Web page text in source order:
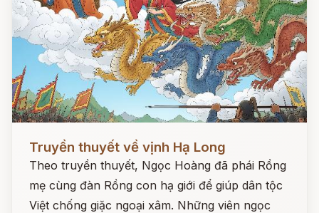
Đọc ngay
Truyền thuyết về vịnh Hạ Long
Theo truyền thuyết, Ngọc Hoàng đã phái Rồng
mẹ cùng đàn Rồng con hạ giới để giúp dân tộc
Việt chống giặc ngoại xâm. Những viên ngọc